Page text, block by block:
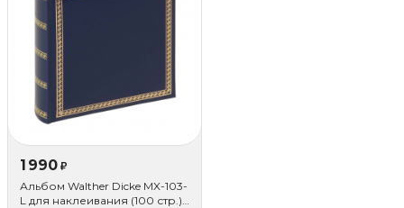
1 990 ₽
Альбом Walther Dicke MX-103-
L для наклеивания (100 стр.),